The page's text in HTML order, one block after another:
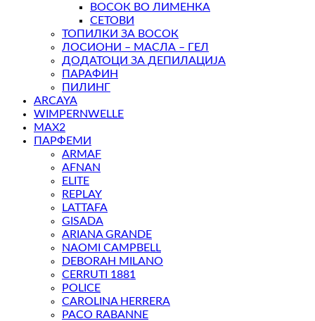
ВОСОК ВО ЛИМЕНКА
СЕТОВИ
ТОПИЛКИ ЗА ВОСОК
ЛОСИОНИ – МАСЛА – ГЕЛ
ДОДАТОЦИ ЗА ДЕПИЛАЦИЈА
ПАРАФИН
ПИЛИНГ
ARCAYA
WIMPERNWELLE
MAX2
ПАРФЕМИ
ARMAF
AFNAN
ELITE
REPLAY
LATTAFA
GISADA
ARIANA GRANDE
NAOMI CAMPBELL
DEBORAH MILANO
CERRUTI 1881
POLICE
CAROLINA HERRERA
PACO RABANNE